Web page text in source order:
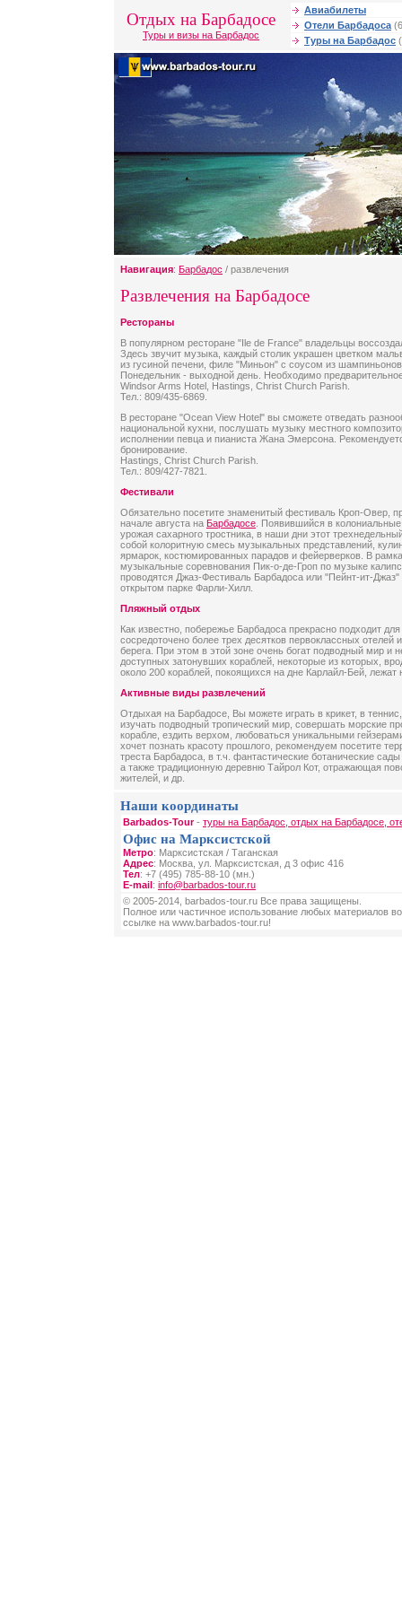
Отдых на Барбадосе
Туры и визы на Барбадос
Авиабилеты
Отели Барбадоса
Туры на Барбадос
Навигация: Барбадос / развлечения
Развлечения на Барбадосе
Рестораны
В популярном ресторане "Ile de France" владельцы
Здесь звучит музыка, каждый столик украшен цветком
из гусиной печени, филе "Миньон" с соусом из
Понедельник - выходной день. Необходимо
Windsor Arms Hotel, Hastings, Christ Church Parish.
Тел.: 809/435-6869.
В ресторане "Ocean View Hotel" вы сможете отведать
национальной кухни, послушать музыку местного
исполнении певца и пианиста Жана Эмерсона.
бронирование.
Hastings, Christ Church Parish.
Тел.: 809/427-7821.
Фестивали
Обязательно посетите знаменитый фестиваль Кроп-Овер,
начале августа на Барбадосе. Появившийся в
урожая сахарного тростника, в наши дни этот
собой колоритную смесь музыкальных представлений,
ярмарок, костюмированных парадов и фейерверков. В
музыкальные соревнования Пик-о-де-Гроп по музыке
проводятся Джаз-Фестиваль Барбадоса или "Пейнт-ит-
открытом парке Фарли-Хилл.
Пляжный отдых
Как известно, побережье Барбадоса прекрасно подходит
сосредоточено более трех десятков первоклассных
берега. При этом в этой зоне очень богат подводный мир и
доступных затонувших кораблей, некоторые из которых,
около 200 кораблей, покоящихся на дне Карлайл-Бей, лежат
Активные виды развлечений
Отдыхая на Барбадосе, Вы можете играть в крикет, в
изучать подводный тропический мир, совершать морские
корабле, ездить верхом, любоваться уникальными
хочет познать красоту прошлого, рекомендуем посетите
треста Барбадоса, в т.ч. фантастические ботанические
а также традиционную деревню Тайрол Кот, отражающая
жителей, и др.
Наши координаты
Barbados-Tour- туры на Барбадос, отдых на Барбадосе,
Офис на Марксистской
Метро: Марксистская / Таганская
Адрес: Москва, ул. Марксистская, д 3 офис 416
Тел: +7 (495) 785-88-10 (мн.)
E-mail: info@barbados-tour.ru
© 2005-2014, barbados-tour.ru Все права защищены.
Полное или частичное использование любых материалов
ссылке на www.barbados-tour.ru!